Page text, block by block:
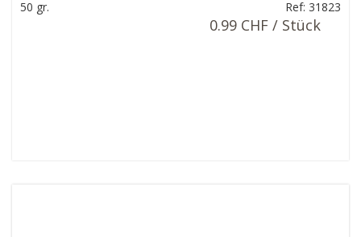
50 gr. Ref: 31823
0.99 CHF / Stück